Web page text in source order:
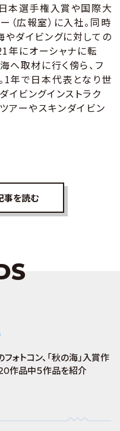
本選手権入賞や国際大
（広報室）に入社。同時
やダイビングに対しての
年にオーシャナに転
へ取材に行く傍ら、フ
1年で日本代表となり世
イビングインストラク
アーやスキンダイビン
事を読む
ォトコン、「秋の海」入賞作
作品中５作品を紹介